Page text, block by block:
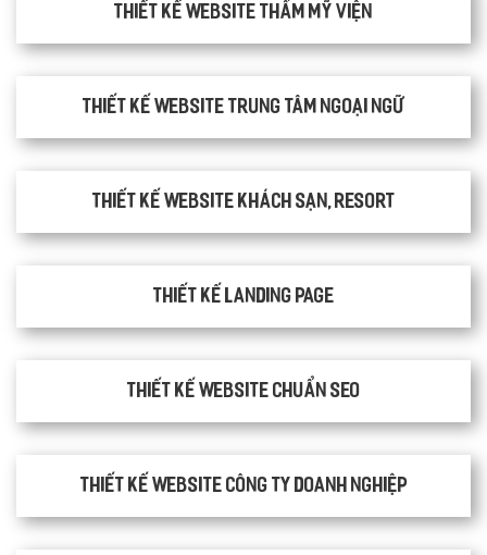
Thiết kế website thẩm mỹ viện
Thiết kế website trung tâm ngoại ngữ
Thiết kế website khách sạn, resort
Thiết kế Landing Page
Thiết kế website chuẩn SEO
Thiết kế website công ty doanh nghiệp